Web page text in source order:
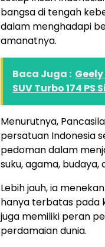
bangsa di tengah
dalam menghadapi
amanatnya.
Baca Juga :
SUV Turbo 174 PS
Menurutnya,
persatuan Indonesia
pedoman dalam
suku, agama, budaya,
Lebih jauh, ia
hanya terbatas pada
juga memiliki peran
perdamaian dunia.